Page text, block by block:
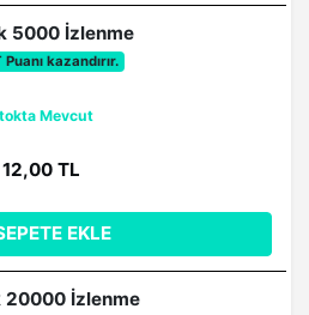
5000 İzlenme
Puanı kazandırır.
Mevcut
12,00 TL
EKLE
20000 İzlenme